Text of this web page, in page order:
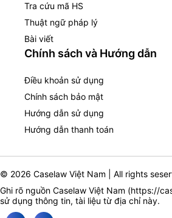
Tra cứu mã HS
Thuật ngữ pháp lý
Bài viết
Chính sách và Hướng dẫn
Điều khoản sử dụng
Chính sách bảo mật
Hướng dẫn sử dụng
Hướng dẫn thanh toán
© 2026 Caselaw Việt Nam | All rights
Ghi rõ nguồn Caselaw Việt Nam (https://
sử dụng thông tin, tài liệu từ địa chỉ này.